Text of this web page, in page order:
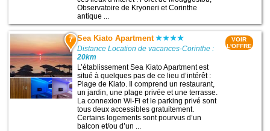
Observatoire de Kryoneri et Corinthe
antique ...
7 Sea Kiato Apartment
Distance Location de vacances-Corinthe :
20km
L’établissement Sea Kiato Apartment est
situé à quelques pas de ce lieu d’intérêt :
Plage de Kiato. Il comprend un restaurant,
un jardin, une plage privée et une terrasse.
La connexion Wi-Fi et le parking privé sont
tous deux accessibles gratuitement.
Certains logements sont pourvus d’un
balcon et/ou d’un ...
VOIR
L'OFFRE